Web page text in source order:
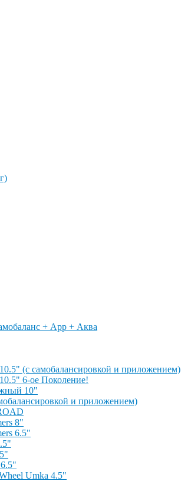
+ App + Аква
(с самобалансировкой и приложением)
6-ое Поколение!
10"
и приложением)
8"
6.5"
Umka 4.5"